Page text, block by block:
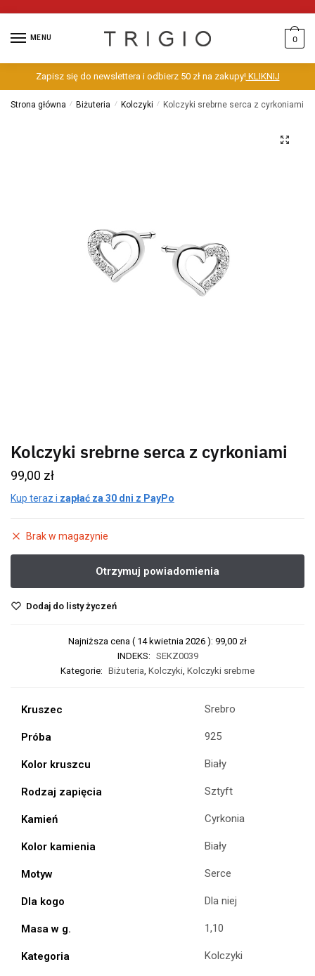
MENU 0
Zapisz się do newslettera i odbierz 50 zł na zakupy!KLIKNIJ
Strona główna / Biżuteria / Kolczyki / Kolczyki srebrne serca z cyrkoniami
Kolczyki srebrne serca z cyrkoniami
99,00 zł
Kup teraz i zapłać za 30 dni z PayPo
Brak w magazynie
Dodaj do listy życzeń
Najniższa cena ( 14 kwietnia 2026 ): 99,00 zł
INDEKS: SEKZ0039
Kategorie: Biżuteria, Kolczyki, Kolczyki srebrne
Kruszec Srebro
Próba 925
Kolor kruszcu Biały
Rodzaj zapięcia Sztyft
Kamień Cyrkonia
Kolor kamienia Biały
Motyw Serce
Dla kogo Dla niej
Masa w g. 1,10
Kategoria Kolczyki